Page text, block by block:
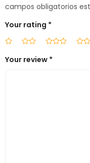
campos obligatorios
Your rating *
Your review *